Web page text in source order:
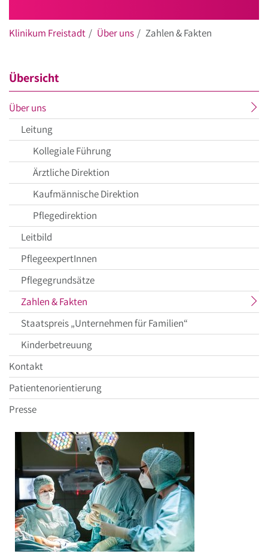
Klinikum Freistadt Über uns Zahlen & Fakten
Übersicht
Über unsaktueller
Menüpunkt
Leitung
Kollegiale Führung
Ärztliche Direktion
Kaufmännische Direktion
Pflegedirektion
Leitbild
PflegeexpertInnen
Pflegegrundsätze
Zahlen & Fakten
Menüpunkt
Staatspreis „Unternehmen für Familien“
Kinderbetreuung
Kontakt
Patientenorientierung
Presse